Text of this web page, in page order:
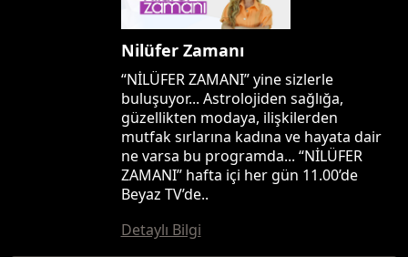
Nilüfer Zamanı
“NİLÜFER ZAMANI” yine sizlerle
buluşuyor... Astrolojiden sağlığa,
güzellikten modaya, ilişkilerden
mutfak sırlarına kadına ve hayata dair
ne varsa bu programda... “NİLÜFER
ZAMANI” hafta içi her gün 11.00’de
Beyaz TV’de..
Detaylı Bilgi